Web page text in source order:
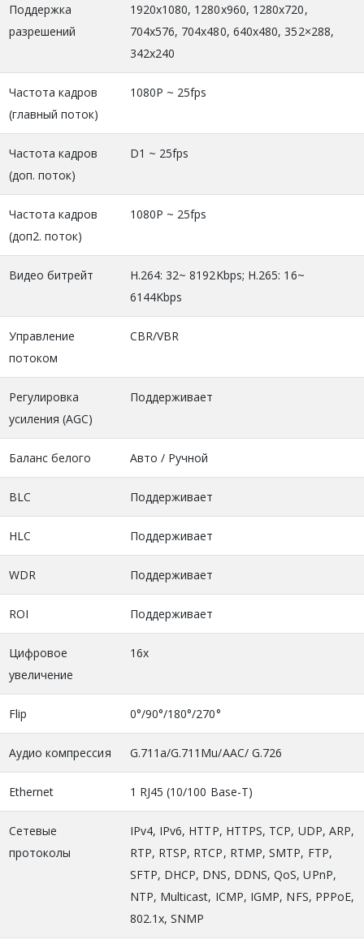
Поддержка
разрешений
1920х1080, 1280х960, 1280х720,
704х576, 704x480, 640x480, 352×288,
342x240
Частота кадров
(главный поток)
1080P ~ 25fps
Частота кадров
(доп. поток)
D1 ~ 25fps
Частота кадров
(доп2. поток)
1080P ~ 25fps
Видео битрейт
H.264: 32~ 8192Kbps; H.265: 16~
6144Kbps
Управление
потоком
CBR/VBR
Регулировка
усиления (AGC)
Поддерживает
Баланс белого Авто / Ручной
BLC Поддерживает
HLC Поддерживает
WDR Поддерживает
ROI Поддерживает
Цифровое
увеличение
16x
Flip 0°/90°/180°/270°
Аудио компрессия G.711a/G.711Mu/AAC/ G.726
Ethernet 1 RJ45 (10/100 Base-T)
Сетевые
протоколы
IPv4, IPv6, HTTP, HTTPS, TCP, UDP, ARP,
RTP, RTSP, RTCP, RTMP, SMTP, FTP,
SFTP, DHCP, DNS, DDNS, QoS, UPnP,
NTP, Multicast, ICMP, IGMP, NFS, PPPoE,
802.1x, SNMP